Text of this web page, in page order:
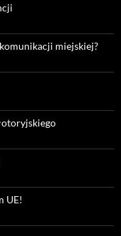
miejskiej?
UE!